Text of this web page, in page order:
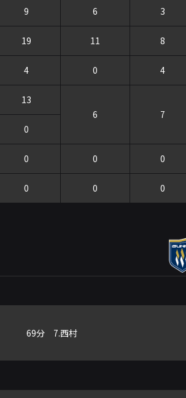
9 6 3
19 11 8
4 0 4
13
6
7
0
0 0 0
0 0 0
69分 7.西村